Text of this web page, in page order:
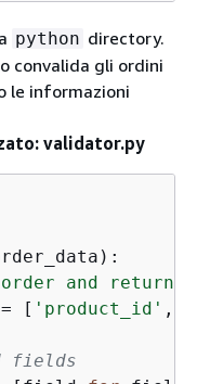
python directory.
convalida gli ordini
le informazioni
validator.py
):
and
[
'product_id' ,
fields